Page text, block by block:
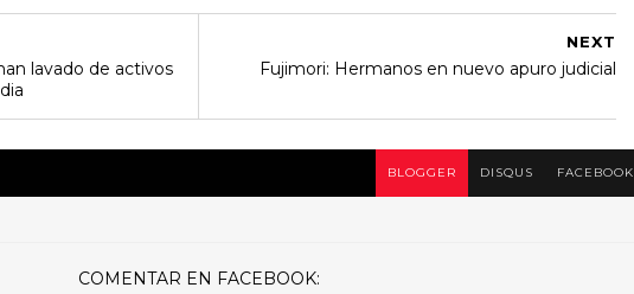
NEXT
Fujimori: Hermanos en nuevo apuro judicial
lavado de activos
BLOGGER DISQUS FACEBOOK
COMENTAR EN FACEBOOK: